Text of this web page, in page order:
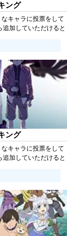
ング
キャラに投票をして
加していただけると
ング
キャラに投票をして
加していただけると